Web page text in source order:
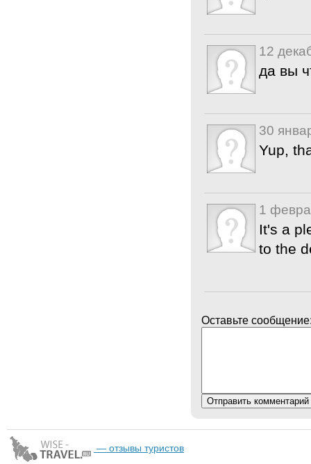
12
да вы
30
Yup,
1
It's a
to the
Оставьте
— отзывы туристов